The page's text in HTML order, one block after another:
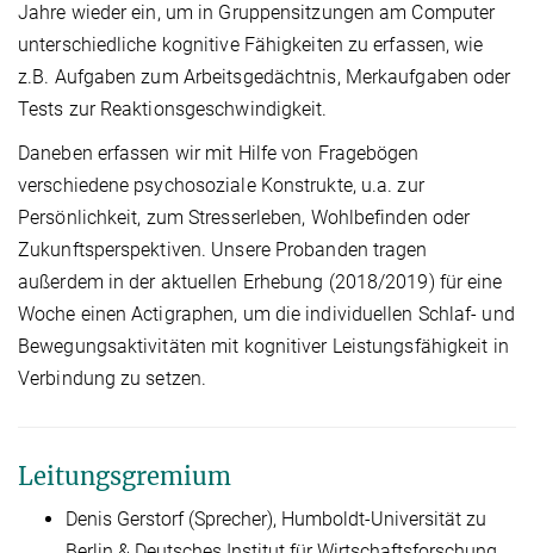
Jahre wieder ein, um in Gruppensitzungen am Computer
unterschiedliche kognitive Fähigkeiten zu erfassen, wie
z.B. Aufgaben zum Arbeitsgedächtnis, Merkaufgaben oder
Tests zur Reaktionsgeschwindigkeit.
Daneben erfassen wir mit Hilfe von Fragebögen
verschiedene psychosoziale Konstrukte, u.a. zur
Persönlichkeit, zum Stresserleben, Wohlbefinden oder
Zukunftsperspektiven. Unsere Probanden tragen
außerdem in der aktuellen Erhebung (2018/2019) für eine
Woche einen Actigraphen, um die individuellen Schlaf- und
Bewegungsaktivitäten mit kognitiver Leistungsfähigkeit in
Verbindung zu setzen.
Leitungsgremium
Denis Gerstorf (Sprecher), Humboldt-Universität zu